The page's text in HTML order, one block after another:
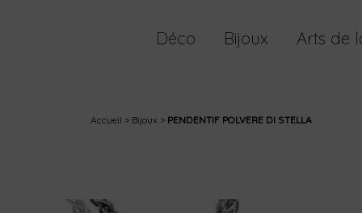
Déco Bijoux Arts de
Accueil Bijoux PENDENTIF POLVERE DI STELLA